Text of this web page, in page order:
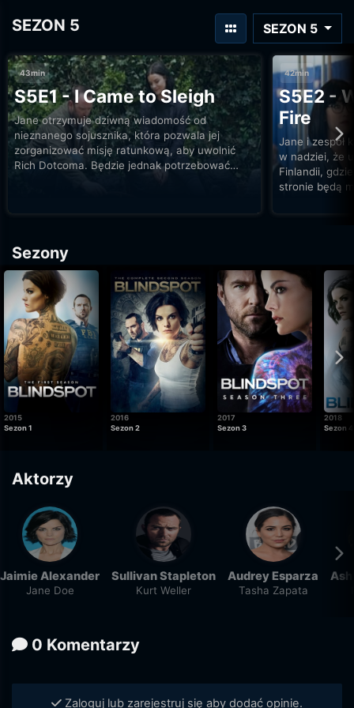
SEZON 5 SEZON 5
S5E1 - I Came to Sleigh
Jane otrzymuje dziwną wiadomość od
nieznanego sojusznika, która pozwala jej
zorganizować misję ratunkową, aby uwolnić
Rich Dotcoma. Będzie jednak potrzebować
43min
S5E2 -
Fire
Jane i zespół
w nadziei, że
Finlandii,
stronie będą
42min
Sezony
2015
Sezon 1
2016
Sezon 2
2017
Sezon 3
2018
Sezon 4
Aktorzy
Jaimie Alexander
Jane Doe
Sullivan Stapleton
Kurt Weller
Audrey Esparza
Tasha Zapata
0 Komentarzy
Zaloguj lub zarejestruj się aby dodać opinie.